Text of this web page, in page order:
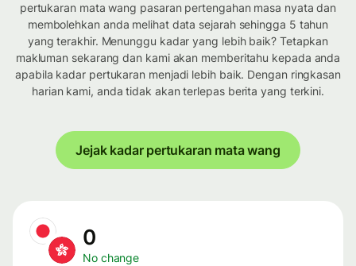
pertukaran mata wang pasaran pertengahan masa nyata dan
membolehkan anda melihat data sejarah sehingga 5 tahun
yang terakhir. Menunggu kadar yang lebih baik? Tetapkan
makluman sekarang dan kami akan memberitahu kepada anda
apabila kadar pertukaran menjadi lebih baik. Dengan ringkasan
harian kami, anda tidak akan terlepas berita yang terkini.
Jejak kadar pertukaran mata wang
0
No change